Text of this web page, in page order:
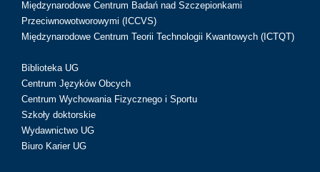
Międzynarodowe Centrum Badań nad Szczepionkami
Przeciwnowotworowymi (ICCVS)
Międzynarodowe Centrum Teorii Technologii Kwantowych (ICTQT)
Biblioteka UG
Centrum Języków Obcych
Centrum Wychowania Fizycznego i Sportu
Szkoły doktorskie
Wydawnictwo UG
Biuro Karier UG